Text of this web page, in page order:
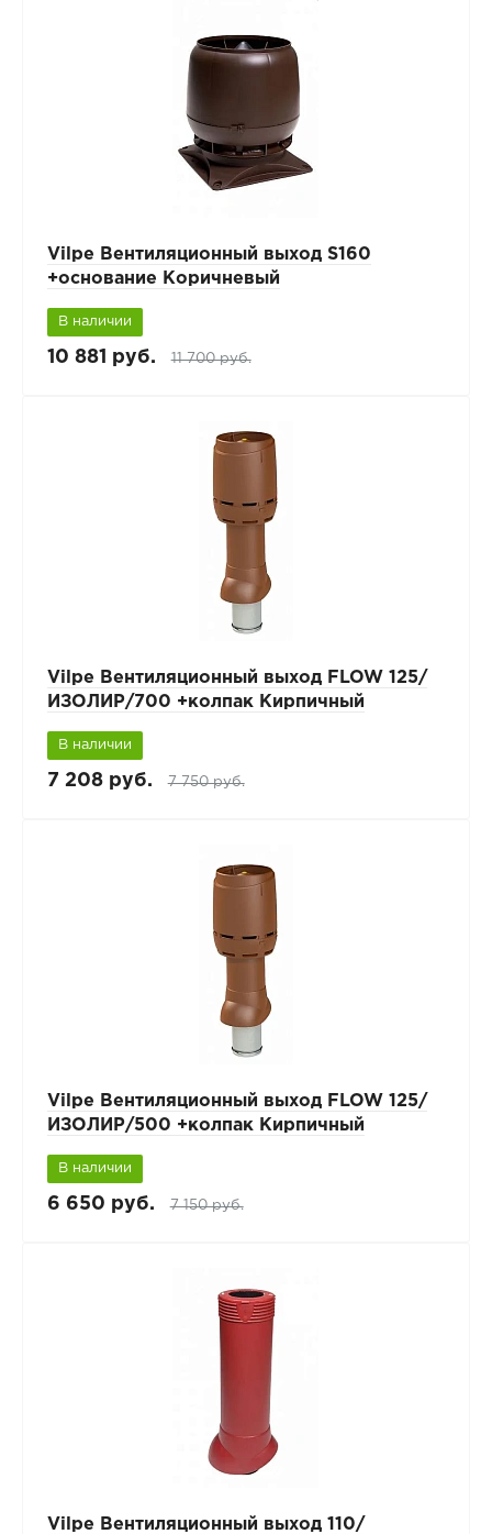
Vilpe Вентиляционный выход S160
+основание Коричневый
В наличии
10 881 руб. 11 700 руб.
Vilpe Вентиляционный выход FLOW 125/
ИЗОЛИР/700 +колпак Кирпичный
В наличии
7 208 руб. 7 750 руб.
Vilpe Вентиляционный выход FLOW 125/
ИЗОЛИР/500 +колпак Кирпичный
В наличии
6 650 руб. 7 150 руб.
Vilpe Вентиляционный выход 110/